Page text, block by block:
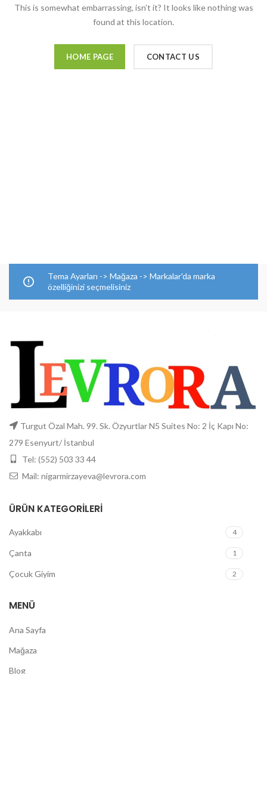
This is somewhat embarrassing, isn’t it? It looks like nothing was
found at this location.
HOME PAGE CONTACT US
Tema Ayarları -> Mağaza -> Markalar'da marka
özelliğinizi seçmelisiniz
Turgut Özal Mah. 99. Sk. Özyurtlar N5 Suites No: 2 İç Kapı No:
279 Esenyurt/ İstanbul
Tel: (552) 503 33 44
Mail: nigarmirzayeva@levrora.com
ÜRÜN KATEGORILERI
Ayakkabı 4
Çanta 1
Çocuk Giyim 2
MENÜ
Ana Sayfa
Mağaza
Blog